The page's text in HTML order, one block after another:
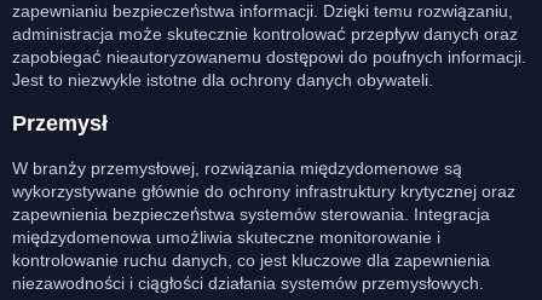
zapewnianiu bezpieczeństwa informacji. Dzięki temu rozwiązaniu,
administracja może skutecznie kontrolować przepływ danych oraz
zapobiegać nieautoryzowanemu dostępowi do poufnych informacji.
Jest to niezwykle istotne dla ochrony danych obywateli.
Przemysł
W branży przemysłowej, rozwiązania międzydomenowe są
wykorzystywane głównie do ochrony infrastruktury krytycznej oraz
zapewnienia bezpieczeństwa systemów sterowania. Integracja
międzydomenowa umożliwia skuteczne monitorowanie i
kontrolowanie ruchu danych, co jest kluczowe dla zapewnienia
niezawodności i ciągłości działania systemów przemysłowych.